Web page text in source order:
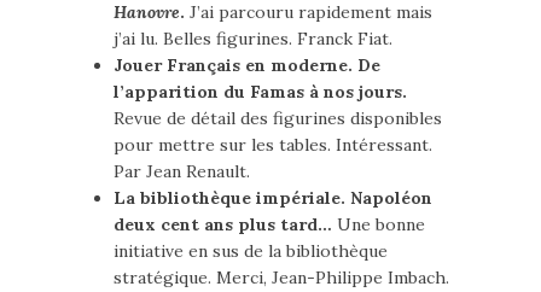
Hanovre. J’ai parcouru rapidement mais
j’ai lu. Belles figurines. Franck Fiat.
Jouer Français en moderne. De
l’apparition du Famas à nos jours.
Revue de détail des figurines disponibles
pour mettre sur les tables. Intéressant.
Par Jean Renault.
La bibliothèque impériale. Napoléon
deux cent ans plus tard… Une bonne
initiative en sus de la bibliothèque
stratégique. Merci, Jean-Philippe Imbach.